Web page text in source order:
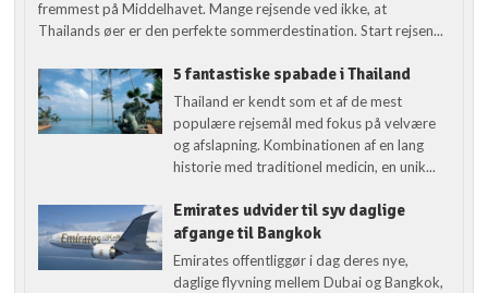
fremmest på Middelhavet. Mange rejsende ved ikke, at
Thailands øer er den perfekte sommerdestination. Start rejsen...
5 fantastiske spabade i Thailand
Thailand er kendt som et af de mest
populære rejsemål med fokus på velvære
og afslapning. Kombinationen af en lang
historie med traditionel medicin, en unik...
Emirates udvider til syv daglige
afgange til Bangkok
Emirates offentliggør i dag deres nye,
daglige flyvning mellem Dubai og Bangkok,